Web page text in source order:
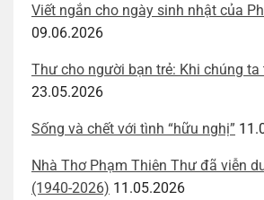
Viết ngắn cho ngày sinh nhật của
09.06.2026
Thư cho người bạn trẻ: Khi chúng
23.05.2026
Sống và chết với tình “hữu nghị”
Nhà Thơ Phạm Thiên Thư đã viễn
(1940-2026) 11.05.2026